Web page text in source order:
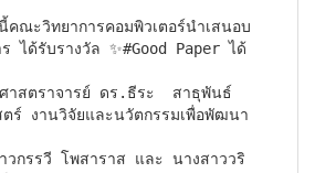
ได้รับรางวัล ✨#Good Paper ได้
ตร์ งานวิจัยและนวัตกรรมเพื่อพัฒนา